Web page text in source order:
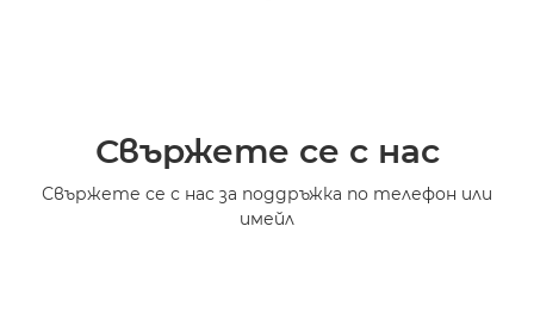
Свържете се с нас
Свържете се с нас за поддръжка по телефон или
имейл